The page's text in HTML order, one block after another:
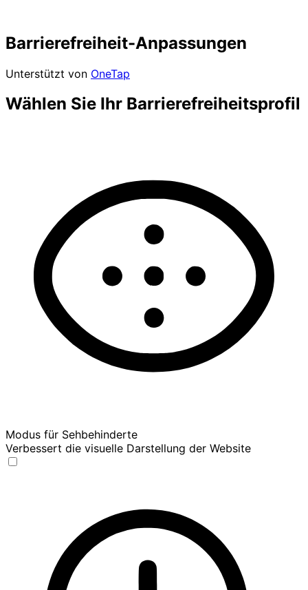
Barrierefreiheit-Anpassungen
Unterstützt von OneTap
Wählen Sie Ihr Barrierefreiheitsprofil
Modus für Sehbehinderte
Verbessert die visuelle Darstellung der Website